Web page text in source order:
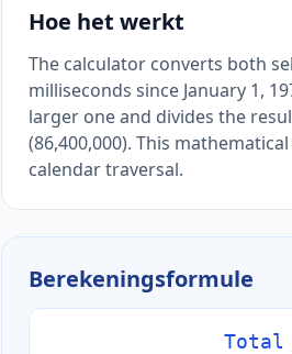
Hoe het werkt
The calculator converts both
milliseconds since January 1,
larger one and divides the
(86,400,000). This
calendar traversal.
Berekeningsformule
Total